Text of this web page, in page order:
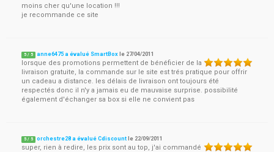
moins cher qu'une location !!!
je recommande ce site
5 / 5 anne6475 a évalué SmartBox le 27/04/2011
lorsque des promotions permettent de bénéficier de la
livraison gratuite, la commande sur le site est trés pratique pour offrir
un cadeau a distance. les délais de livraison ont toujours été
respectés donc il n'y a jamais eu de mauvaise surprise. possibilité
également d'échanger sa box si elle ne convient pas
5 / 5 orchestre28 a évalué Cdiscount le 22/09/2011
super, rien à redire, les prix sont au top, j'ai commandé